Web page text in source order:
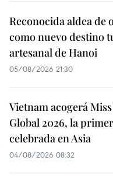
Reconocida aldea de
como nuevo destino
artesanal de Hanoi
05/08/2026 21:30
Vietnam acogerá
Global 2026, la
celebrada en Asia
04/08/2026 08:32